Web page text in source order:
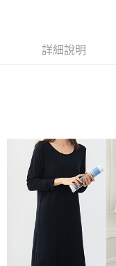
１．於結帳方式選擇「
結帳頁面，進行簡訊認證
※ 請注意：結帳手續完成
購買商品的店家。未經商
※ 交易是否成功請以「
是否繳費成功／繳費後需
客戶支援中心」
https://
【注意事項】
１．透過由恩沛科技股份
易，需依本服務之必要範
權轉讓予恩沛科技股份有限
２．關於個人資料處理事
https://aftee.tw/terms/
付款後全家取貨
每筆NT$80，滿
付款後7-11取貨
每筆NT$80，滿
黑貓宅急便
每筆NT$80，滿
詳細說明